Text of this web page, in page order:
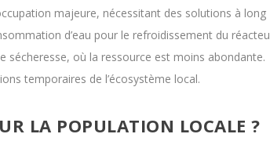
majeure, nécessitant des solutions à long
d’eau pour le refroidissement du
sécheresse, où la ressource est moins abondante.
temporaires de l’écosystème local.
LA POPULATION LOCALE ?